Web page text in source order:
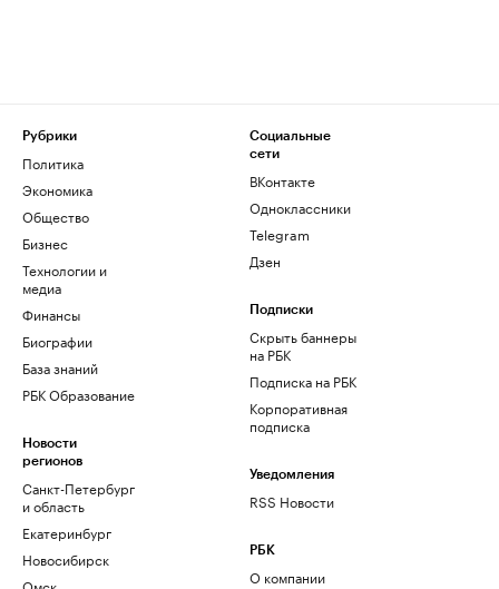
Рубрики
Политика
Экономика
Общество
Бизнес
Технологии и
медиа
Финансы
Биографии
База знаний
РБК Образование
Новости
регионов
Санкт-Петербург
и область
Екатеринбург
Новосибирск
Социальные
сети
ВКонтакте
Одноклассники
Telegram
Дзен
Подписки
Скрыть баннеры
на РБК
Подписка на РБК
Корпоративная
подписка
Уведомления
RSS Новости
РБК
О компании